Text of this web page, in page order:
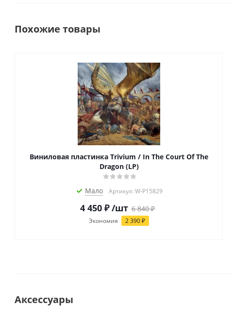
Похожие товары
Виниловая пластинка Trivium / In The Court Of The
Dragon (LP)
Мало Артикул: W-P15829
4 450₽ /шт 6 840₽
Экономия 2 390₽
Аксессуары